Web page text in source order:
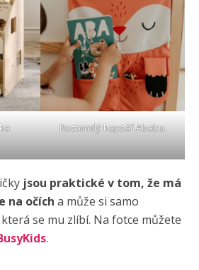
Roztomilý kapsářAbabu.
jsou praktické v tom, že má
na očích a může si samo
se mu zlíbí. Na fotce můžete
.